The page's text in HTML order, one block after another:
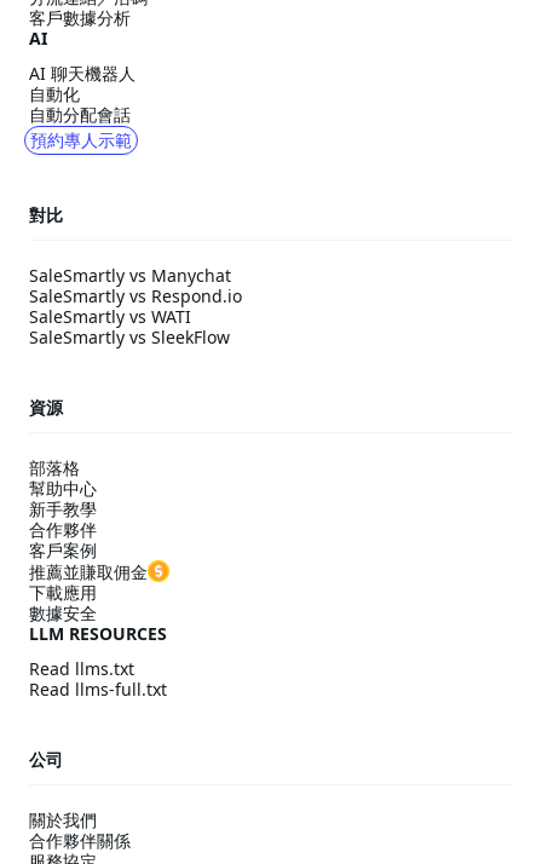
客戶數據分析
AI
AI 聊天機器人
自動化
自動分配會話
預約專人示範
對比
SaleSmartly vs Manychat
SaleSmartly vs Respond.io
SaleSmartly vs WATI
SaleSmartly vs SleekFlow
資源
部落格
幫助中心
新手教學
合作夥伴
客戶案例
推薦並賺取佣金
下載應用
數據安全
LLM RESOURCES
Read llms.txt
Read llms-full.txt
公司
關於我們
合作夥伴關係